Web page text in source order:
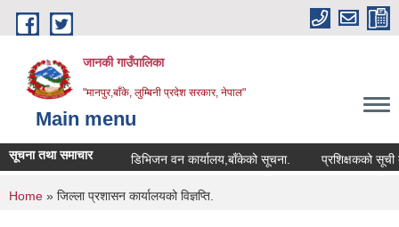
Skip to main content
जानकी गाउँपालिका
"मानपुर,बाँके, लुम्बिनी प्रदेश सरकार, नेपाल"
Main menu
सूचना तथा समाचार डिभिजन वन कार्यालय,बाँकेको सूचना. प्रशिक्षकको सूची दर्ता
You are here
Home » जिल्ला प्रशासन कार्यालयको विज्ञप्ति.